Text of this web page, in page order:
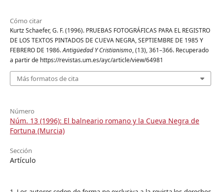
Cómo citar
Kurtz Schaefer, G. F. (1996). PRUEBAS FOTOGRÁFICAS PARA EL REGISTRO
DE LOS TEXTOS PINTADOS DE CUEVA NEGRA, SEPTIEMBRE DE 1985 Y
FEBRERO DE 1986.Antigüedad Y Cristianismo, (13), 361–366. Recuperado
a partir de https://revistas.um.es/ayc/article/view/64981
Más formatos de cita
Número
Núm. 13 (1996): El balneario romano y la Cueva Negra de
Fortuna (Murcia)
Sección
Artículo